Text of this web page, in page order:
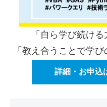
「自ら学び続ける
「教え合うことで学び
詳細・お申込